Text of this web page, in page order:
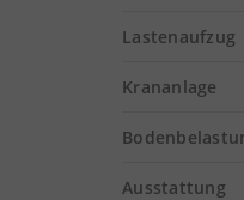
Lastenaufzug
Krananlage
Ausstattung